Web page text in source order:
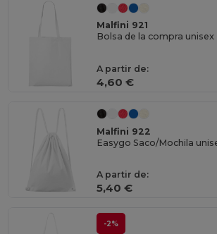
Malfini 921
Bolsa de la compra unisex
A partir de:
4,60 €
Malfini 922
Easygo Saco/Mochila
A partir de:
5,40 €
-2%